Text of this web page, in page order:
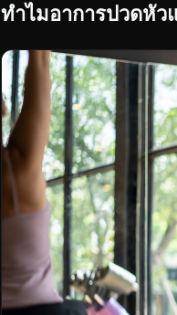
ทำไมอาการปวดหั